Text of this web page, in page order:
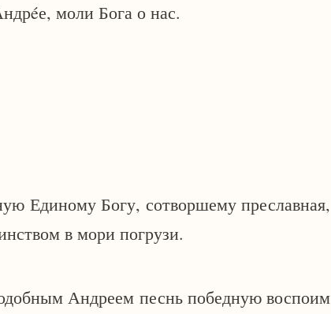
моли Бога о нас.
Единому Богу, сотворшему преславная,
в мори погрузи.
Андреем песнь победную воспоим